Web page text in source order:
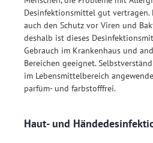
Desinfektionsmittel gut
auch den Schutz vor Viren und
deshalb ist dieses
Gebrauch im Krankenhaus und
Bereichen geeignet.
im Lebensmittelbereich
parfüm- und farbstofffrei.
Haut- und